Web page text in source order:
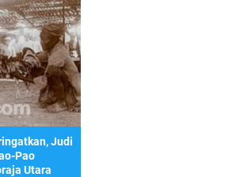
Judi
Pao
Utara